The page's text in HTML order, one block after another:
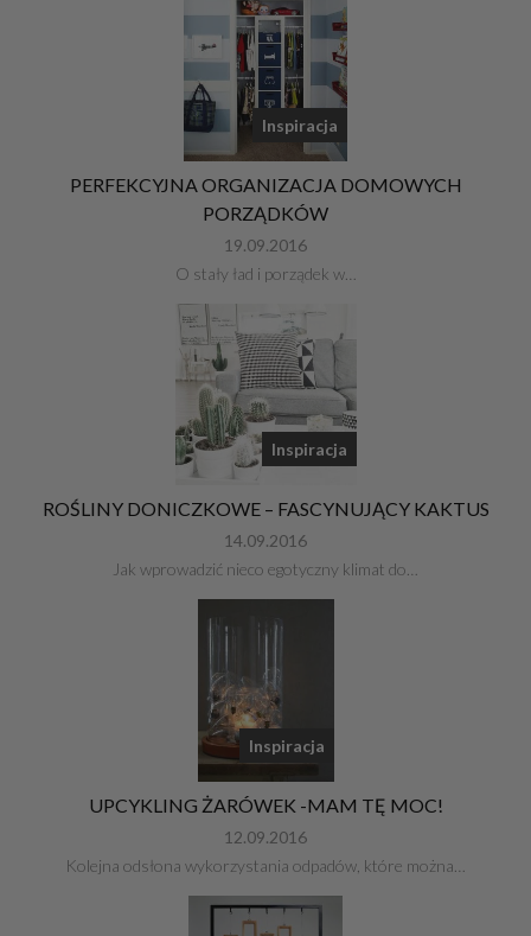
Inspiracja
PERFEKCYJNA ORGANIZACJA DOMOWYCH
PORZĄDKÓW
19.09.2016
O stały ład i porządek w…
Inspiracja
ROŚLINY DONICZKOWE – FASCYNUJĄCY KAKTUS
14.09.2016
Jak wprowadzić nieco egotyczny klimat do…
Inspiracja
UPCYKLING ŻARÓWEK -MAM TĘ MOC!
12.09.2016
Kolejna odsłona wykorzystania odpadów, które można…